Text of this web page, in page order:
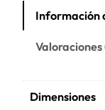
Información
Valoraciones
Dimensiones